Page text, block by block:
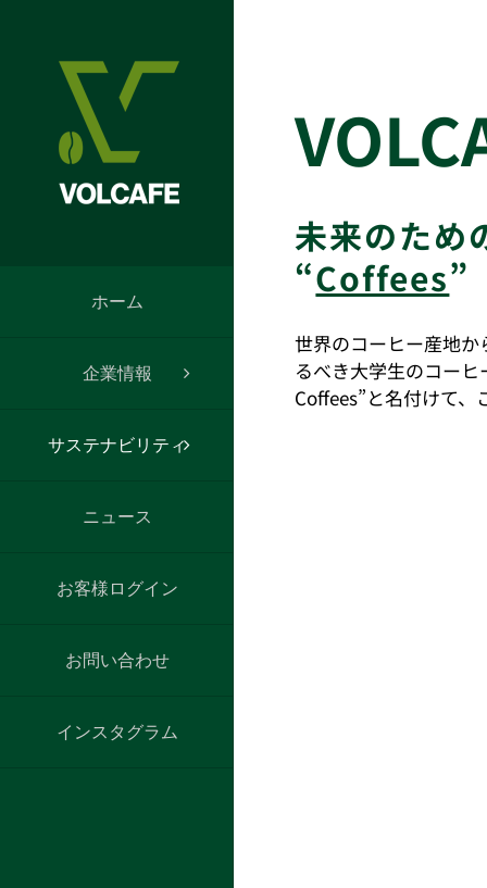
content
ホーム
企業情報
サステナビリティ
ニュース
お客様ログイン
お問い合わせ
インスタグラム
未来のた
“Coffees”
世界のコーヒー産地
るべき大学生のコー
Coffees”と名付けて